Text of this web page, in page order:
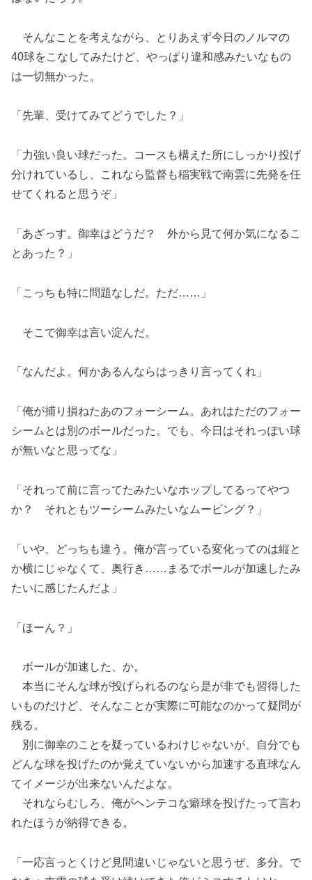
そんなことを考えながら、とりあえず今日のノルマの
40球をこなしてみたけど、やっぱり違和感みたいなもの
は一切無かった。
「先輩、受けてみてどうでした？」
「力強い良い球だった。コースも構えた所にしっかり投げ
分けれているし、これなら監督も稲実戦で南雲に先発を任
せてくれると思うぞ」
「あざっす。御幸はどうだ？ 外から見て何か気になるこ
とあった？」
「こっちも特に問題なしだ。ただ……」
そこで御幸は言い淀んだ。
「なんだよ。何かあるんならはっきり言ってくれ」
「俺が捕り損ねたあのフォーシーム。あれはただのフォー
シームとは別のボールだった。でも、今日はそれっぽい球
が無いなと思ってな」
「それって前に言ってたみたいなホップしてるってやつ
か？ それともツーシームみたいなムービング？」
「いや、どっちも違う。俺が言っている変化ってのは縦と
か横にじゃなくて、奥行き……まるでボールが加速したみ
たいに感じたんだよ」
「ほーん？」
ボールが加速した、か。
本当にそんな球が投げられるのなら是が非でも習得した
いものだけど、そんなことが実際に可能なのかって疑問が
残る。
別に御幸のことを疑っているわけじゃないが、自分でも
どんな球を投げたのか覚えていないから加速する直球なん
てイメージが出来ないんだよな。
それならむしろ、俺がヘンテコな癖球を投げたって言わ
れたほうが納得できる。
「一応言っとくけど見間違いじゃないと思うぜ、多分。で